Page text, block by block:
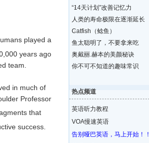
played a
years ago
team.
in much of
Professor
that
success.
“14天计划”改善记忆力
人类的寿命极限在逐渐延长
Catfish（鲶鱼）
鱼太聪明了，不要拿来吃
奥戴丽.赫本的美颜秘诀
你不可不知道的趣味常识
热点频道
英语听力教程
VOA慢速英语
告别哑巴英语，马上开始！！